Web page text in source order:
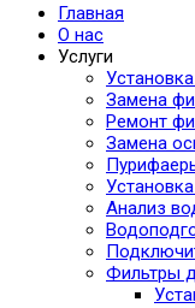
Главная
О нас
Услуги
Замена
Ремонт
Замена
Анализ
Фильтры